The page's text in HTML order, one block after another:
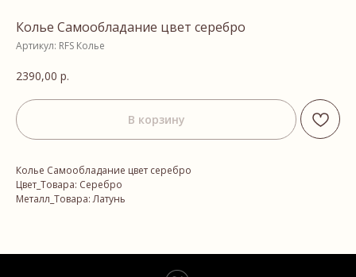
Колье Самообладание цвет серебро
Артикул: RFS Колье
2390,00 р.
В корзину
Колье Самообладание цвет серебро
Цвет_Товара: Серебро
Металл_Товара: Латунь